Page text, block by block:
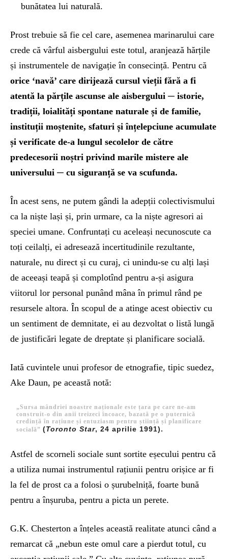
bunătatea lui naturală.
Prost trebuie să fie cel care, asemenea marinarului care
crede că vârful aisbergului este totul, aranjează hărțile
și instrumentele de navigație în consecință. Pentru că
orice ‘navă’ care dirijează cursul vieții fără a fi
atentă la părțile ascunse ale aisbergului ─ istorie,
tradiții, loialități spontane naturale și de familie,
instituții moștenite, sfaturi și înțelepciune acumulate
și verificate de-a lungul secolelor de către
predecesorii noștri privind marile mistere ale
universului ─ cu siguranță se va scufunda.
În acest sens, ne putem gândi la adepții colectivismului
ca la niște lași și, prin urmare, ca la niște agresori ai
speciei umane. Confruntați cu aceleași necunoscute ca
toți ceilalți, ei adresează incertitudinile rezultante,
naturale, nu direct și cu curaj, ci unindu-se cu alți lași
de aceeași teapă și complotînd pentru a-și asigura
viitorul lor personal punând mâna în primul rând pe
resursele altora. În scopul de a atinge acest obiectiv cu
un sentiment de demnitate, ei au dezvoltat o listă lungă
de justificări legate de dreptate și planificare socială.
Iată cuvintele unui profesor de etnografie, tipic suedez,
Ake Daun, pe această notă:
„Sursa mândriei noastre naționale este țara pe care ne-am
construit-o din anii treizeci încoace, bazată pe o puternică
credință în rațiune și entuziasm pentru știință și planificare
socială”(Toronto Star, 24 aprilie 1991).
Astfel de scorneli sociale sunt sortite eșecului pentru că
a utiliza numai instrumentul rațiunii pentru orișice ar fi
la fel de prost ca a folosi o șurubelniță, foarte bună
pentru a înșuruba, pentru a picta un perete.
G.K. Chesterton a înțeles această realitate atunci când a
remarcat că „nebun este omul care a pierdut totul, cu